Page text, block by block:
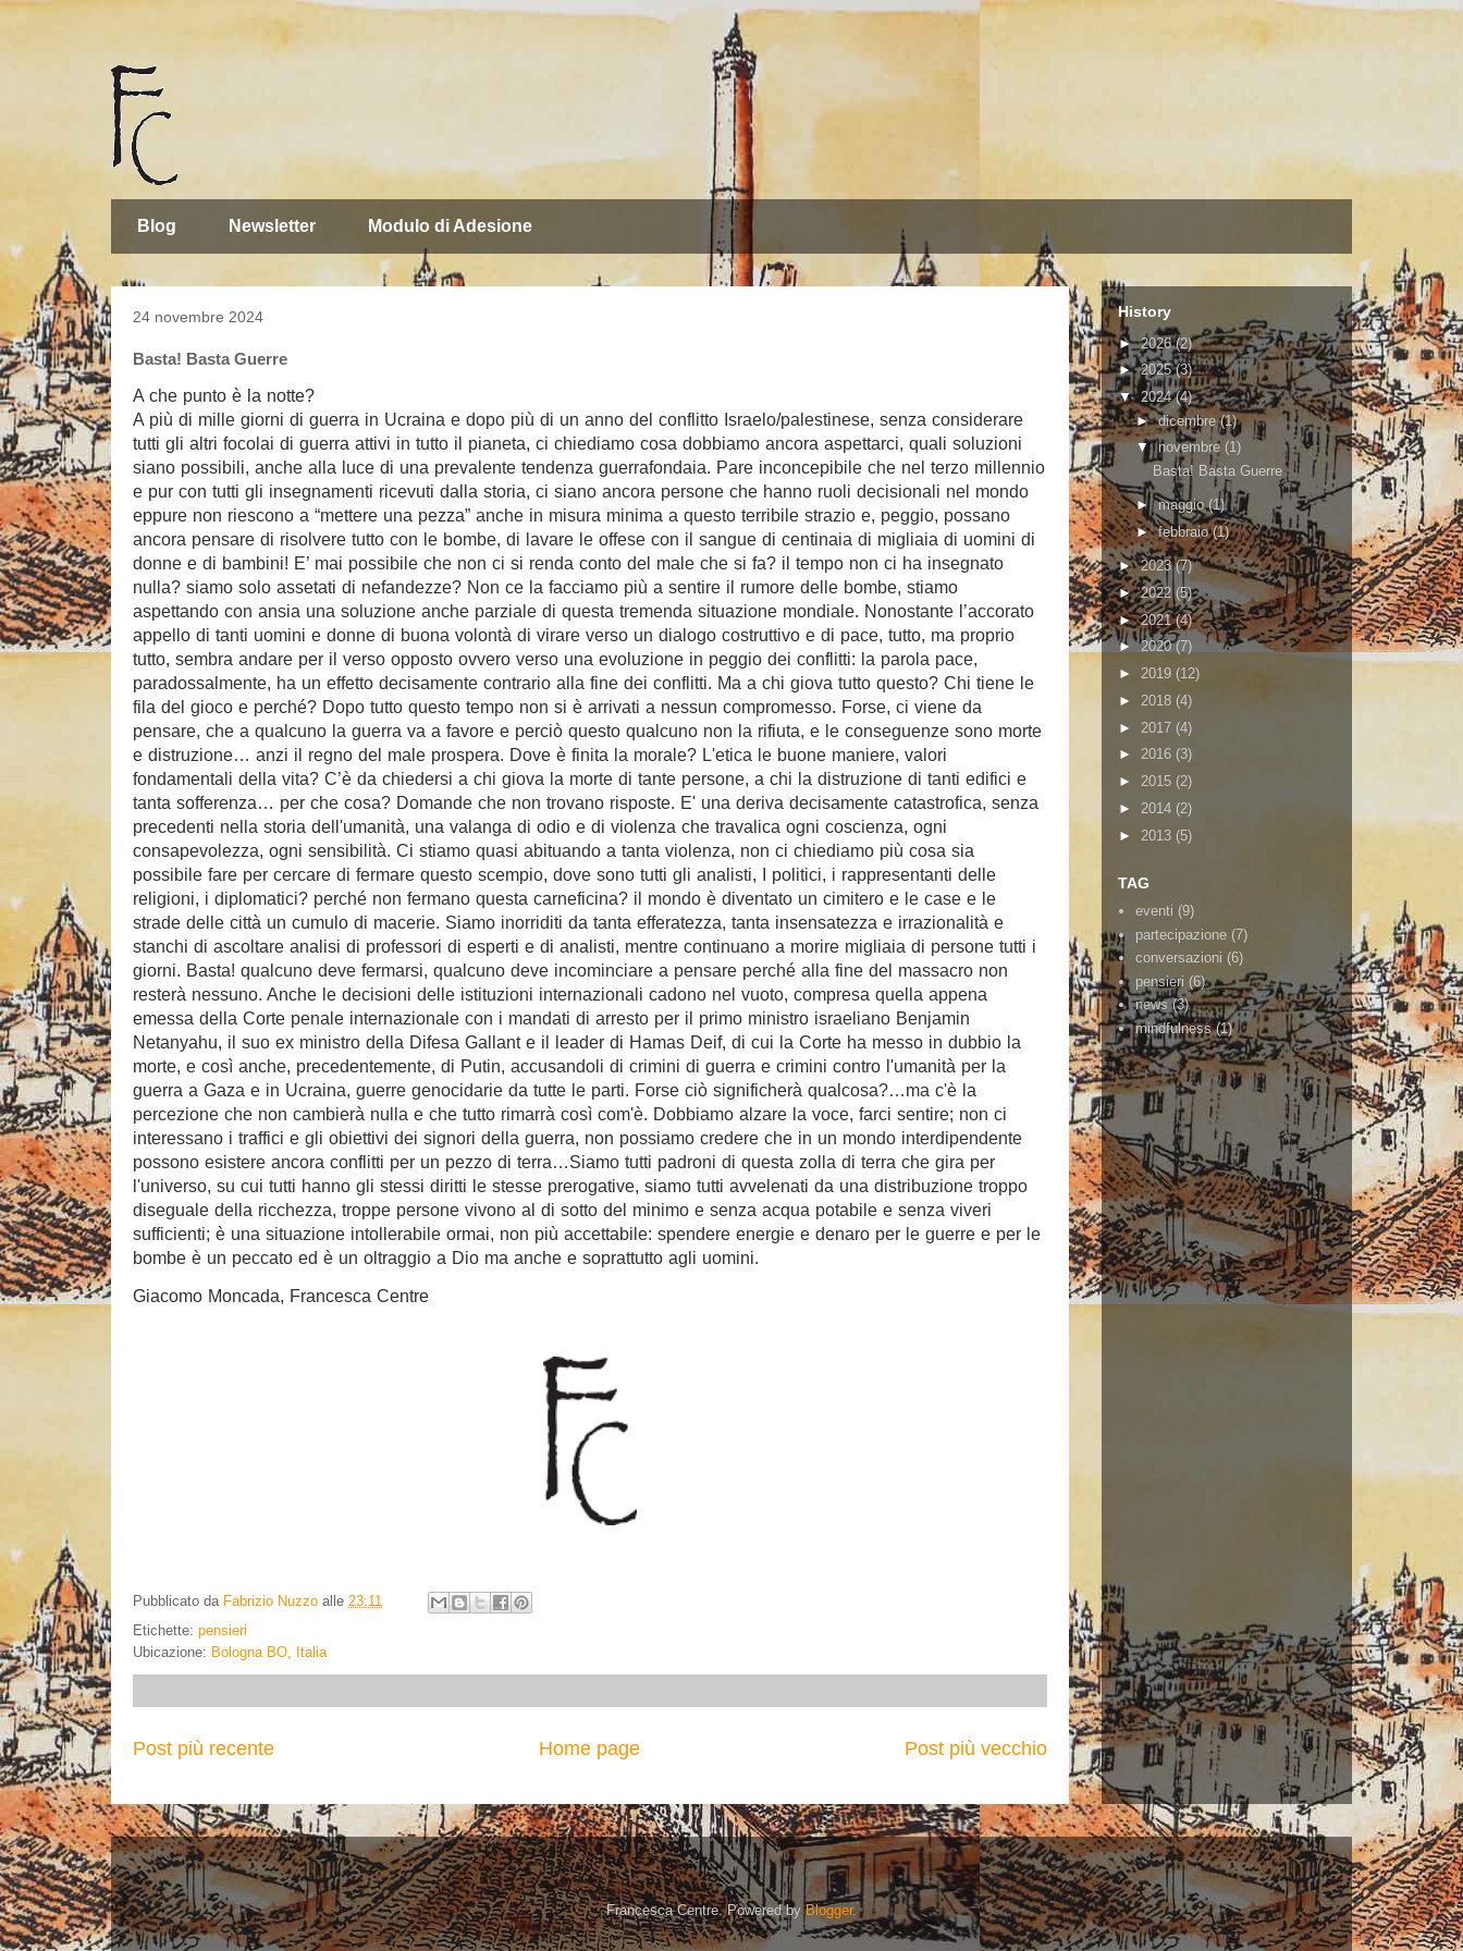
Blog Newsletter Modulo di Adesione
24 novembre 2024
Basta! Basta Guerre
A che punto è la notte?
A più di mille giorni di guerra in Ucraina e dopo più di un anno del conflitto Israelo/palestinese, senza considerare
tutti gli altri focolai di guerra attivi in tutto il pianeta, ci chiediamo cosa dobbiamo ancora aspettarci, quali soluzioni
siano possibili, anche alla luce di una prevalente tendenza guerrafondaia. Pare inconcepibile che nel terzo millennio
e pur con tutti gli insegnamenti ricevuti dalla storia, ci siano ancora persone che hanno ruoli decisionali nel mondo
eppure non riescono a “mettere una pezza” anche in misura minima a questo terribile strazio e, peggio, possano
ancora pensare di risolvere tutto con le bombe, di lavare le offese con il sangue di centinaia di migliaia di uomini di
donne e di bambini! E’ mai possibile che non ci si renda conto del male che si fa? il tempo non ci ha insegnato
nulla? siamo solo assetati di nefandezze? Non ce la facciamo più a sentire il rumore delle bombe, stiamo
aspettando con ansia una soluzione anche parziale di questa tremenda situazione mondiale. Nonostante l’accorato
appello di tanti uomini e donne di buona volontà di virare verso un dialogo costruttivo e di pace, tutto, ma proprio
tutto, sembra andare per il verso opposto ovvero verso una evoluzione in peggio dei conflitti: la parola pace,
paradossalmente, ha un effetto decisamente contrario alla fine dei conflitti. Ma a chi giova tutto questo? Chi tiene le
fila del gioco e perché? Dopo tutto questo tempo non si è arrivati a nessun compromesso. Forse, ci viene da
pensare, che a qualcuno la guerra va a favore e perciò questo qualcuno non la rifiuta, e le conseguenze sono morte
e distruzione… anzi il regno del male prospera. Dove è finita la morale? L'etica le buone maniere, valori
fondamentali della vita? C’è da chiedersi a chi giova la morte di tante persone, a chi la distruzione di tanti edifici e
tanta sofferenza… per che cosa? Domande che non trovano risposte. E' una deriva decisamente catastrofica, senza
precedenti nella storia dell'umanità, una valanga di odio e di violenza che travalica ogni coscienza, ogni
consapevolezza, ogni sensibilità. Ci stiamo quasi abituando a tanta violenza, non ci chiediamo più cosa sia
possibile fare per cercare di fermare questo scempio, dove sono tutti gli analisti, I politici, i rappresentanti delle
religioni, i diplomatici? perché non fermano questa carneficina? il mondo è diventato un cimitero e le case e le
strade delle città un cumulo di macerie. Siamo inorriditi da tanta efferatezza, tanta insensatezza e irrazionalità e
stanchi di ascoltare analisi di professori di esperti e di analisti, mentre continuano a morire migliaia di persone tutti i
giorni. Basta! qualcuno deve fermarsi, qualcuno deve incominciare a pensare perché alla fine del massacro non
resterà nessuno. Anche le decisioni delle istituzioni internazionali cadono nel vuoto, compresa quella appena
emessa della Corte penale internazionale con i mandati di arresto per il primo ministro israeliano Benjamin
Netanyahu, il suo ex ministro della Difesa Gallant e il leader di Hamas Deif, di cui la Corte ha messo in dubbio la
morte, e così anche, precedentemente, di Putin, accusandoli di crimini di guerra e crimini contro l'umanità per la
guerra a Gaza e in Ucraina, guerre genocidarie da tutte le parti. Forse ciò significherà qualcosa?…ma c'è la
percezione che non cambierà nulla e che tutto rimarrà così com'è. Dobbiamo alzare la voce, farci sentire; non ci
interessano i traffici e gli obiettivi dei signori della guerra, non possiamo credere che in un mondo interdipendente
possono esistere ancora conflitti per un pezzo di terra…Siamo tutti padroni di questa zolla di terra che gira per
l'universo, su cui tutti hanno gli stessi diritti le stesse prerogative, siamo tutti avvelenati da una distribuzione troppo
diseguale della ricchezza, troppe persone vivono al di sotto del minimo e senza acqua potabile e senza viveri
sufficienti; è una situazione intollerabile ormai, non più accettabile: spendere energie e denaro per le guerre e per le
bombe è un peccato ed è un oltraggio a Dio ma anche e soprattutto agli uomini.
Giacomo Moncada, Francesca Centre
Pubblicato da Fabrizio Nuzzo alle 23:11
Etichette: pensieri
Ubicazione: Bologna BO, Italia
Post più recente Post più vecchio
Home page
History
►2026(2)
►2025(3)
▼ 2024(4)
►dicembre(1)
▼novembre (1)
Basta! Basta Guerre
►maggio(1)
►febbraio(1)
►2023(7)
►2022(5)
►2021(4)
►2020(7)
► 2019 (12)
► 2018 (4)
► 2017 (4)
► 2016 (3)
► 2015 (2)
► 2014 (2)
► 2013 (5)
TAG
eventi (9)
partecipazione (7)
conversazioni (6)
pensieri (6)
news (3)
mindfulness (1)
Francesca Centre. Powered byBlogger.